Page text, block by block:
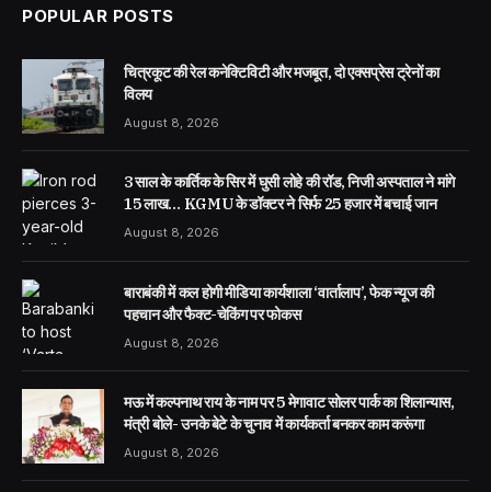
POPULAR POSTS
चित्रकूट की रेल कनेक्टिविटी और मजबूत, दो एक्सप्रेस ट्रेनों का
विलय
August 8, 2026
3 साल के कार्तिक के सिर में घुसी लोहे की रॉड, निजी अस्पताल ने मांगे
15 लाख… KGMU के डॉक्टर ने सिर्फ 25 हजार में बचाई जान
August 8, 2026
बाराबंकी में कल होगी मीडिया कार्यशाला ‘वार्तालाप’, फेक न्यूज की
पहचान और फैक्ट-चेकिंग पर फोकस
August 8, 2026
मऊ में कल्पनाथ राय के नाम पर 5 मेगावाट सोलर पार्क का शिलान्यास,
मंत्री बोले- उनके बेटे के चुनाव में कार्यकर्ता बनकर काम करूंगा
August 8, 2026